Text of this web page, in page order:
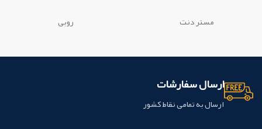
این محصول ساخت شرکت TDV کشور
مستر دنت روبی
ارسال سفارشات
ارسال به تمامی نقاط کشور